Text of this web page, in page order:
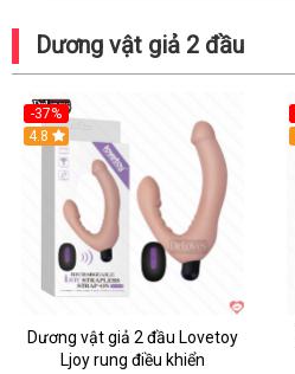
Dương vật giả 2 đầu
-37%
Hot
4.8
Dương vật giả 2 đầu Lovetoy
Ljoy rung điều khiển